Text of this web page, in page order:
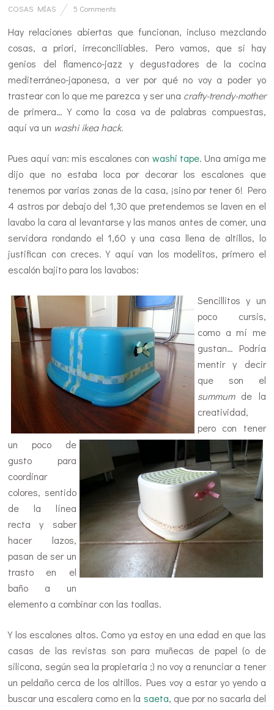
COSAS MÍAS 5 Comments
Hay relaciones abiertas que funcionan, incluso mezclando
cosas, a priori, irreconciliables. Pero vamos, que si hay
genios del flamenco-jazz y degustadores de la cocina
mediterráneo-japonesa, a ver por qué no voy a poder yo
trastear con lo que me parezca y ser una crafty-trendy-mother
de primera… Y como la cosa va de palabras compuestas,
aquí va un washi ikea hack.
Pues aquí van: mis escalones con washi tape. Una amiga me
dijo que no estaba loca por decorar los escalones que
tenemos por varias zonas de la casa, ¡sino por tener 6! Pero
4 astros por debajo del 1,30 que pretendemos se laven en el
lavabo la cara al levantarse y las manos antes de comer, una
servidora rondando el 1,60 y una casa llena de altillos, lo
justifican con creces. Y aquí van los modelitos, primero el
escalón bajito para los lavabos:
Sencillitos y un
poco cursis,
como a mí me
gustan… Podría
mentir y decir
que son el
summumde la
creatividad,
pero con tener
un poco de
gusto para
coordinar
colores, sentido
de la línea
recta y saber
hacer lazos,
pasan de ser un
trasto en el
baño a un
elemento a combinar con las toallas.
Y los escalones altos. Como ya estoy en una edad en que las
casas de las revistas son para muñecas de papel (o de
silicona, según sea la propietaria ;) no voy a renunciar a tener
un peldaño cerca de los altillos. Pues voy a estar yo yendo a
buscar una escalera como en la saeta, que por no sacarla del